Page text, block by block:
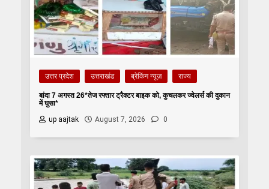
उत्तर प्रदेश उत्तराखंड ब्रेकिंग न्यूज़ राज्य
बांदा 7 अगस्त 26*तेज रफ्तार ट्रैक्टर बाइक को, कुचलकर ज्वेलर्स की दुकान
में घुसा*
up aajtak
August 7, 2026 0